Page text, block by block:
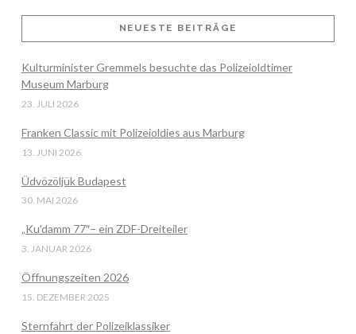
NEUESTE BEITRÄGE
Kulturminister Gremmels besuchte das Polizeioldtimer
Museum Marburg
23. JULI 2026
Franken Classic mit Polizeioldies aus Marburg
13. JUNI 2026
Üdvözöljük Budapest
30. MAI 2026
„Ku’damm 77″– ein ZDF-Dreiteiler
3. JANUAR 2026
Öffnungszeiten 2026
15. DEZEMBER 2025
Sternfahrt der Polizeiklassiker